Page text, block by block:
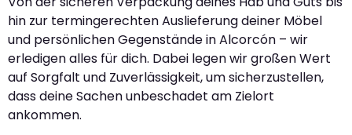
hin zur termingerechten Auslieferung deiner Möbel
und persönlichen Gegenstände in Alcorcón – wir
erledigen alles für dich. Dabei legen wir großen Wert
auf Sorgfalt und Zuverlässigkeit, um sicherzustellen,
dass deine Sachen unbeschadet am Zielort
ankommen.